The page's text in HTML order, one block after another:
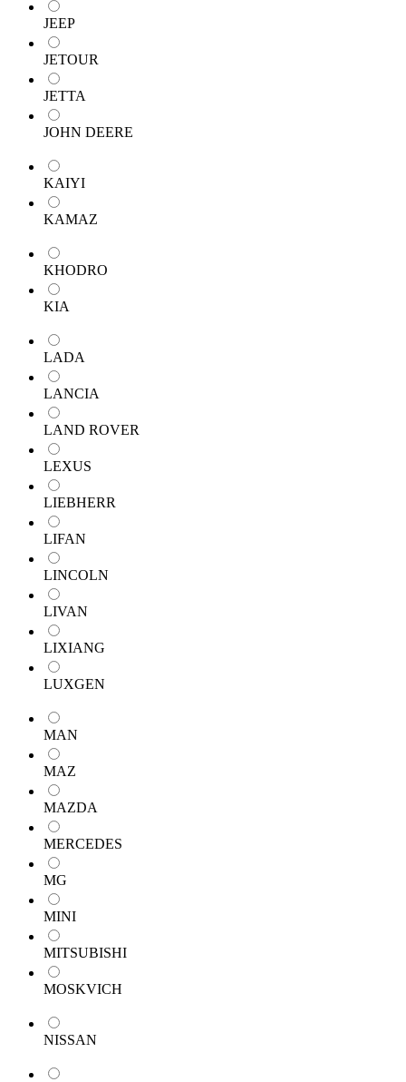
JEEP
JETOUR
JETTA
JOHN DEERE
KAIYI
KAMAZ
KHODRO
KIA
LADA
LANCIA
LAND ROVER
LEXUS
LIEBHERR
LIFAN
LINCOLN
LIVAN
LIXIANG
LUXGEN
MAN
MAZ
MAZDA
MERCEDES
MG
MINI
MITSUBISHI
MOSKVICH
NISSAN